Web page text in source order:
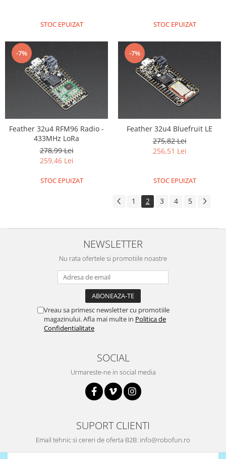
STOC EPUIZAT STOC EPUIZAT
-7%
Feather 32u4 RFM96 Radio -
433MHz LoRa
278,99 Lei
259,46 Lei
STOC EPUIZAT
-7%
Feather 32u4 Bluefruit LE
275,82 Lei
256,51 Lei
STOC EPUIZAT
1 2 3 4 5
NEWSLETTER
Nu rata ofertele si promotiile noastre
Vreau sa primesc newsletter cu promotiile
magazinului. Afla mai multe in Politica de
Confidentialitate
SOCIAL
Urmareste-ne in social media
SUPORT CLIENTI
Email tehnic si cereri de oferta B2B: info@robofun.ro